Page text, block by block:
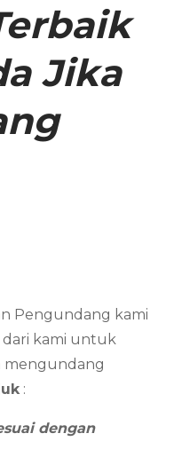
Jika
Pengundang kami
kami untuk
mengundang
:
dengan